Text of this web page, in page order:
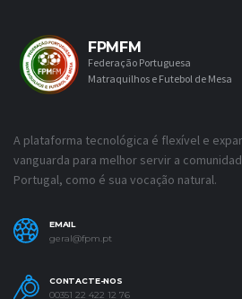
FPMFM
Federação Portuguesa
Matraquilhos e Futebol de Mesa
A plataforma tecnológica é flexível e
vanguarda para melhor servir a
Portugal, como é sua vocação natural.
EMAIL
geral@fpm.pt
CONTACTE-NOS
00351 22 422 12 76